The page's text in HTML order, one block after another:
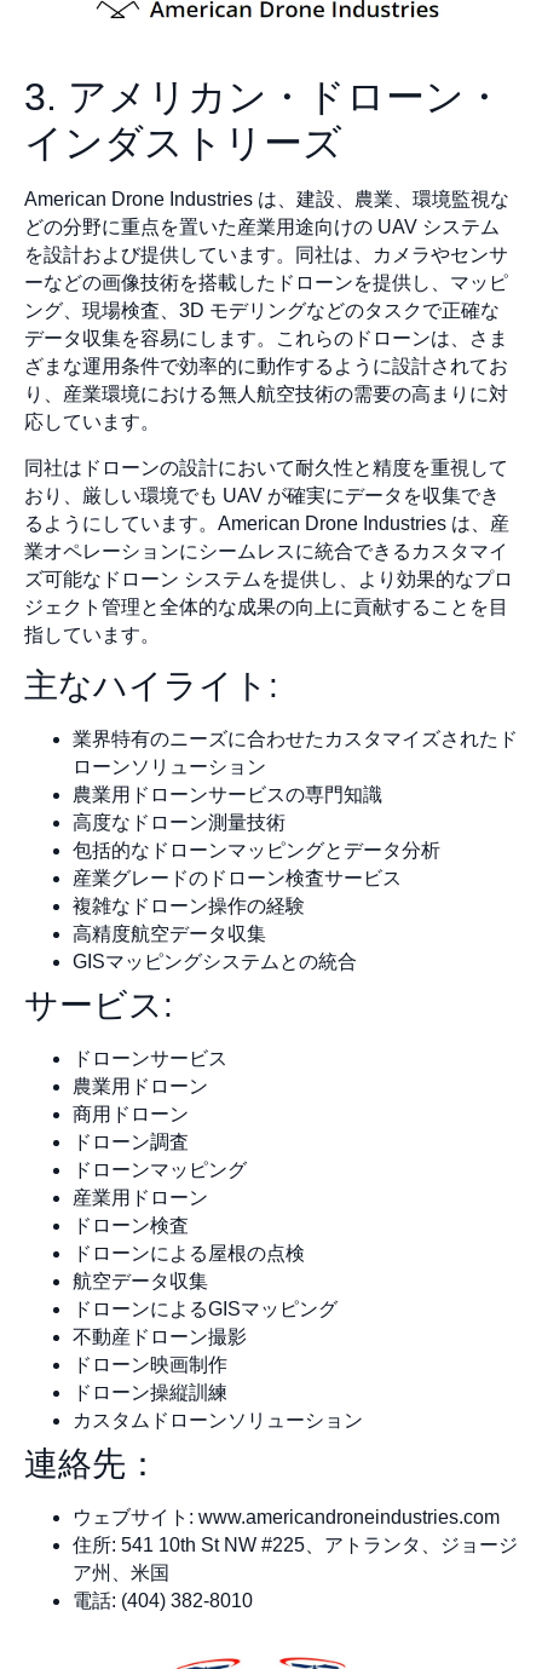
3. アメリカン・ドローン・
インダストリーズ
American Drone Industries は、建設、農業、環境監視な
どの分野に重点を置いた産業用途向けの UAV システム
を設計および提供しています。同社は、カメラやセンサ
ーなどの画像技術を搭載したドローンを提供し、マッピ
ング、現場検査、3D モデリングなどのタスクで正確な
データ収集を容易にします。これらのドローンは、さま
ざまな運用条件で効率的に動作するように設計されてお
り、産業環境における無人航空技術の需要の高まりに対
応しています。
同社はドローンの設計において耐久性と精度を重視して
おり、厳しい環境でも UAV が確実にデータを収集でき
るようにしています。American Drone Industries は、産
業オペレーションにシームレスに統合できるカスタマイ
ズ可能なドローン システムを提供し、より効果的なプロ
ジェクト管理と全体的な成果の向上に貢献することを目
指しています。
主なハイライト:
業界特有のニーズに合わせたカスタマイズされたド
ローンソリューション
農業用ドローンサービスの専門知識
高度なドローン測量技術
包括的なドローンマッピングとデータ分析
産業グレードのドローン検査サービス
複雑なドローン操作の経験
高精度航空データ収集
GISマッピングシステムとの統合
サービス:
ドローンサービス
農業用ドローン
商用ドローン
ドローン調査
ドローンマッピング
産業用ドローン
ドローン検査
ドローンによる屋根の点検
航空データ収集
ドローンによるGISマッピング
不動産ドローン撮影
ドローン映画制作
ドローン操縦訓練
カスタムドローンソリューション
連絡先：
ウェブサイト: www.americandroneindustries.com
住所: 541 10th St NW #225、アトランタ、ジョージ
ア州、米国
電話: (404) 382-8010